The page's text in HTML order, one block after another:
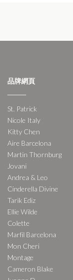
品牌網頁
St. Patrick
Nicole Italy
Kitty Chen
Aire Barcelona
Martin Thornburg
Jovani
Andrea & Leo
Cinderella Divine
Tarik Ediz
Ellie Wilde
Colette
Marfil Barcelona
Mon Cheri
Montage
Cameron Blake